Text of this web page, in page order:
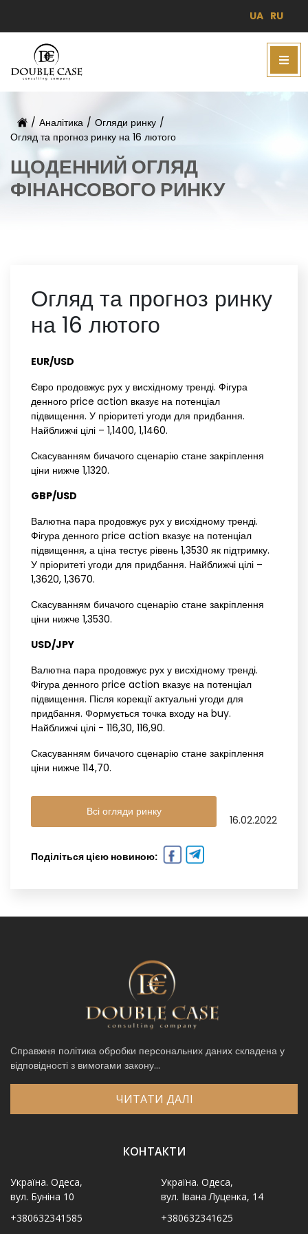
UA RU
/ Аналітика / Огляди ринку /
Огляд та прогноз ринку на 16 лютого
ЩОДЕННИЙ ОГЛЯД
ФІНАНСОВОГО РИНКУ
Огляд та прогноз ринку
на 16 лютого
EUR/USD‌ ‌
Євро продовжує рух у висхідному тренді. Фігура
денного price action вказує на потенціал
підвищення. У пріоритеті угоди для придбання.
Найближчі цілі – 1,1400, 1,1460.
Скасуванням бичачого сценарію стане закріплення
ціни нижче 1,1320.
GBP/USD‌ ‌
Валютна пара продовжує рух у висхідному тренді.
Фігура денного price action вказує на потенціал
підвищення, а ціна тестує рівень 1,3530 як підтримку.
У пріоритеті угоди для придбання. Найближчі цілі –
1,3620, 1,3670.
Скасуванням бичачого сценарію стане закріплення
ціни нижче 1,3530.
USD/JPY‌ ‌
Валютна пара продовжує рух у висхідному тренді.
Фігура денного price action вказує на потенціал
підвищення. Після корекції актуальні угоди для
придбання. Формується точка входу на buy.
Найближчі цілі - 116,30, 116,90.
Скасуванням бичачого сценарію стане закріплення
ціни нижче 114,70.
Всі огляди ринку
16.02.2022
Поділіться цією новиною:
Справжня політика обробки персональних даних складена у
відповідності з вимогами закону...
ЧИТАТИ ДАЛІ
КОНТАКТИ
Україна. Одеса,
вул. Буніна 10
+380632341585
Україна. Одеса,
вул. Івана Луценка, 14
+380632341625